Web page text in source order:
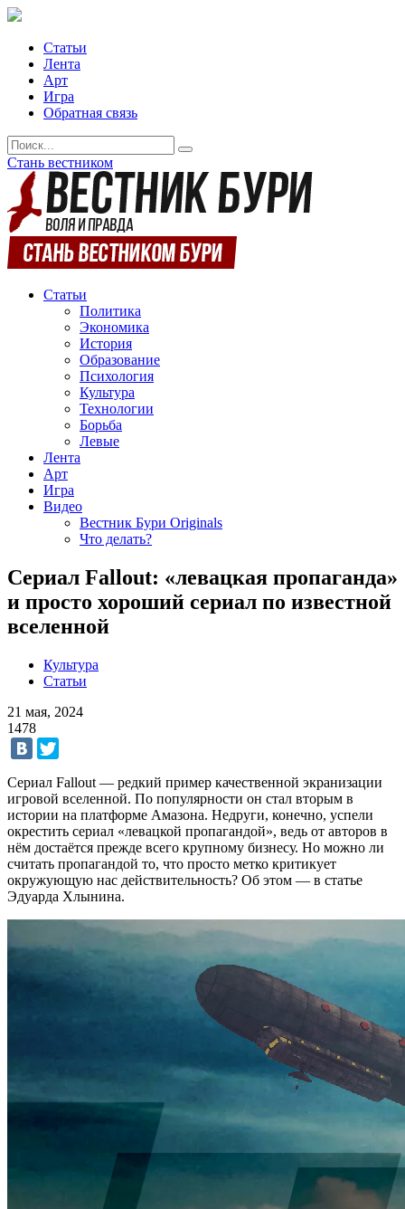
Статьи
Лента
Арт
Игра
Обратная связь
Стань вестником
Статьи
Политика
Экономика
История
Образование
Психология
Культура
Технологии
Борьба
Левые
Лента
Арт
Игра
Видео
Вестник Бури Originals
Что делать?
Сериал Fallout: «левацкая пропаганда»
и просто хороший сериал по известной
вселенной
Культура
Статьи
21 мая, 2024
1478
Сериал Fallout — редкий пример качественной экранизации
игровой вселенной. По популярности он стал вторым в
истории на платформе Амазона. Недруги, конечно, успели
окрестить сериал «левацкой пропагандой», ведь от авторов в
нём достаётся прежде всего крупному бизнесу. Но можно ли
считать пропагандой то, что просто метко критикует
окружующую нас действительность? Об этом — в статье
Эдуарда Хлынина.